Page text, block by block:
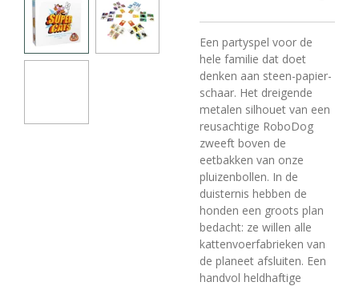
Een partyspel voor de
hele familie dat doet
denken aan steen-papier-
schaar. Het dreigende
metalen silhouet van een
reusachtige RoboDog
zweeft boven de
eetbakken van onze
pluizenbollen. In de
duisternis hebben de
honden een groots plan
bedacht: ze willen alle
kattenvoerfabrieken van
de planeet afsluiten. Een
handvol heldhaftige